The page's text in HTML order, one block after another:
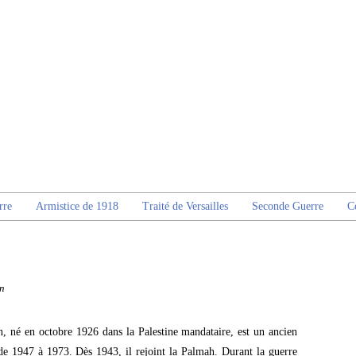
Armistice de 1918 Traité de Versailles Seconde Guerre
né en octobre 1926 dans la Palestine mandataire, est un ancien
1947 à 1973. Dès 1943, il rejoint la Palmah. Durant la guerre